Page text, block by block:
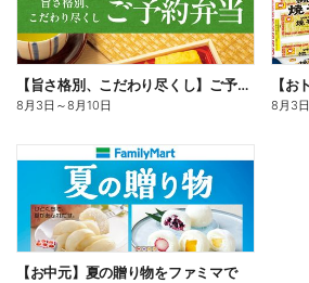
【旨さ格別、こだわり尽くし】ご予約弁当
8月3日 ～8月10日 8月3日
【お中元】夏の贈り物をファミマで